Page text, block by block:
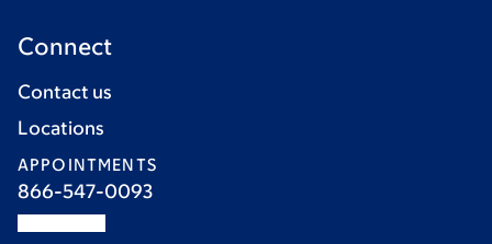
Connect
Contact us
Locations
APPOINTMENTS
866-547-0093